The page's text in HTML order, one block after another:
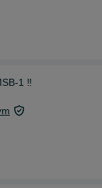
1 ‼️